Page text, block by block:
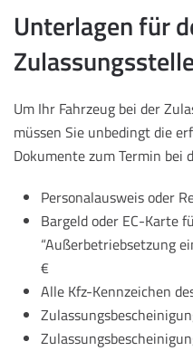
Unterlagen für
Um Ihr Fahrzeug bei der
müssen Sie unbedingt die
Dokumente zum Termin bei
Personalausweis oder
Bargeld oder EC-Karte
“Außerbetriebsetzung
€
Alle Kfz-Kennzeichen